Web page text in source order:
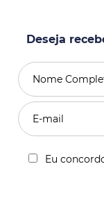
Deseja
Eu